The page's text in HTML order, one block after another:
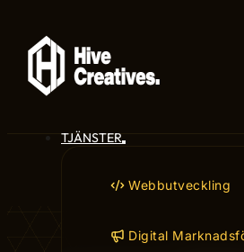
TJÄNSTER
Webbutveckling
Digital